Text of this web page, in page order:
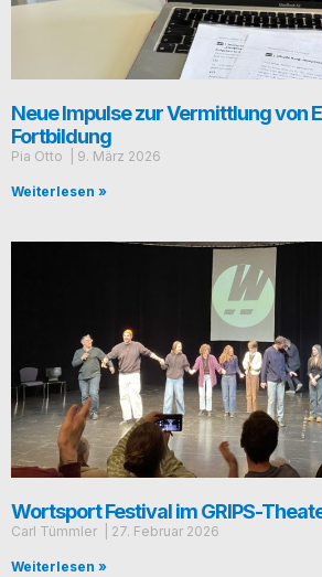
Neue Impulse zur Vermittlung von
Fortbildung
Pia Otto 9. März 2026
Weiterlesen »
Wortsport Festival im GRIPS-
Carl Tümmler 27. Febru­ar 2026
Weiterlesen »